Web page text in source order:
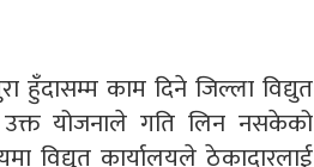
हुँदासम्म काम दिने जिल्ला विद्युत
उक्त योजनाले गति लिन नसकेको
विद्युत कार्यालयले ठेकादारलाई